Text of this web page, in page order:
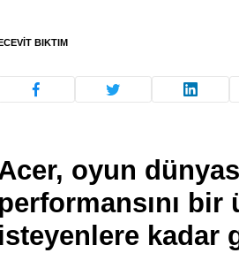
BIKTIM
oyun
performansını bir
isteyenlere kadar